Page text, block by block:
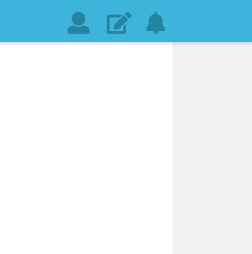
會
員
發
表
設
定